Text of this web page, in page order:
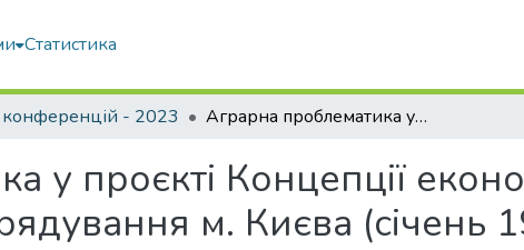
Статистика
конференцій - 2023 Аграрна проблематика у проєкті Концепції економічної самостійності і самоврядування м. Києва (січень 1990 р.)
у проєкті Концепції
м. Києва (січень